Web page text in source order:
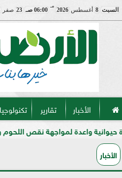
السبت 8 أغسطس2026
مـ
06:00 صـ 23 صفر
الأخبار تقارير
اللحوم وتغيرات المناخ في مصر
الأخبار